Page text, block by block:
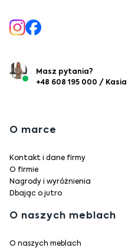
Masz pytania?
+48 608 195 000 / Kasia
Linki w stopce
O marce
Kontakt i dane firmy
O firmie
Nagrody i wyróżnienia
Dbając o jutro
O naszych meblach
O naszych meblach